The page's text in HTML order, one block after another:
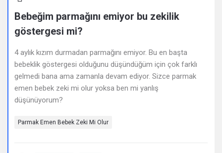
ve
Deneyimleri
En
sonuncu
Sorular
Bebeğim parmağını emiyor bu zekilik
göstergesi mi?
4 aylık kızım durmadan parmağını emiyor. Bu en başta
bebeklik göstergesi olduğunu düşündüğüm için çok farklı
gelmedi bana ama zamanla devam ediyor. Sizce parmak
emen bebek zeki mi olur yoksa ben mi yanlış
düşünüyorum?
Parmak Emen Bebek Zeki Mi Olur